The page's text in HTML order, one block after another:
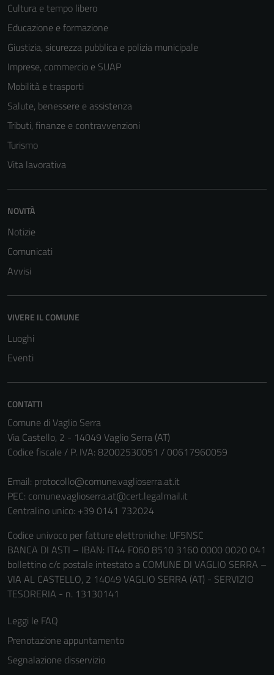
Cultura e tempo libero
Educazione e formazione
Giustizia, sicurezza pubblica e polizia municipale
Imprese, commercio e SUAP
Mobilità e trasporti
Salute, benessere e assistenza
Tributi, finanze e contravvenzioni
Turismo
Vita lavorativa
NOVITÀ
Notizie
Comunicati
Avvisi
VIVERE IL COMUNE
Luoghi
Eventi
CONTATTI
Comune di Vaglio Serra
Via Castello, 2 - 14049 Vaglio Serra (AT)
Codice fiscale / P. IVA: 82002530051 / 00617960059
Email: protocollo@comune.vaglioserra.at.it
PEC: comune.vaglioserra.at@cert.legalmail.it
Centralino unico: +39 0141 732024
Codice univoco per fatture elettroniche: UF5NSC
BANCA DI ASTI – IBAN: IT44 F060 8510 3160 0000 0020 041
bollettino c/c postale intestato a COMUNE DI VAGLIO SERRA –
VIA AL CASTELLO, 2 14049 VAGLIO SERRA (AT) - SERVIZIO
TESORERIA - n. 13130141
Leggi le FAQ
Prenotazione appuntamento
Segnalazione disservizio